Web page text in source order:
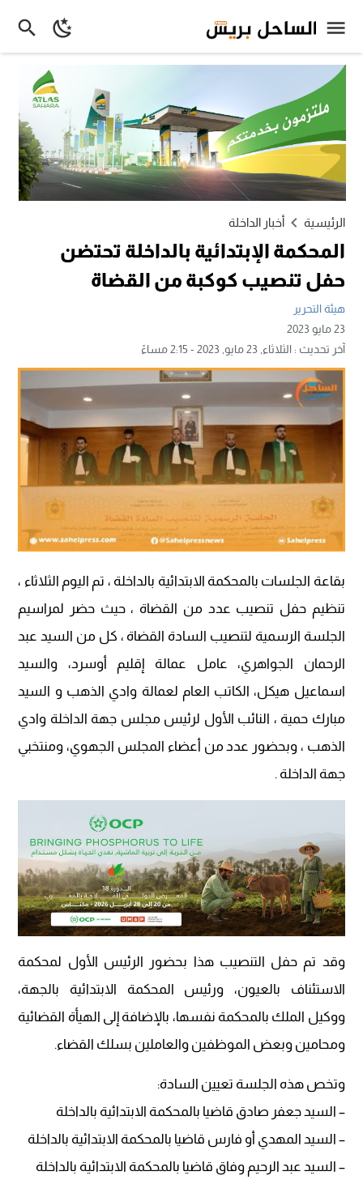
الرئيسية أخبار الداخلة
المحكمة الإبتدائية بالداخلة تحتضن
حفل تنصيب كوكبة من القضاة
هيئة التحرير
23 مايو 2023
آخر تحديث :الثلاثاء, 23 مايو, 2023 - 2:15 مساءً
بقاعة الجلسات بالمحكمة الابتدائية بالداخلة ، تم اليوم الثلاثاء ،
تنظيم حفل تنصيب عدد من القضاة ، حيث حضر لمراسيم
الجلسة الرسمية لتنصيب السادة القضاة ، كل من السيد عبد
الرحمان الجواهري، عامل عمالة إقليم أوسرد، والسيد
اسماعيل هيكل، الكاتب العام لعمالة وادي الذهب و السيد
مبارك حمية ، النائب الأول لرئيس مجلس جهة الداخلة وادي
الذهب ، وبحضور عدد من أعضاء المجلس الجهوي، ومنتخبي
جهة الداخلة .
وقد تم حفل التنصيب هذا بحضور الرئيس الأول لمحكمة
الاستئناف بالعيون، ورئيس المحكمة الابتدائية بالجهة،
ووكيل الملك بالمحكمة نفسها، بالإضافة إلى الهيأة القضائية
ومحامين وبعض الموظفين والعاملين بسلك القضاء‪ .
وتخص هذه الجلسة تعيين السادة:
– السيد جعفر صادق قاضيا بالمحكمة الابتدائية بالداخلة
– السيد المهدي أو فارس قاضيا بالمحكمة الابتدائية بالداخلة
– السيد عبد الرحيم وفاق قاضيا بالمحكمة الابتدائية بالداخلة